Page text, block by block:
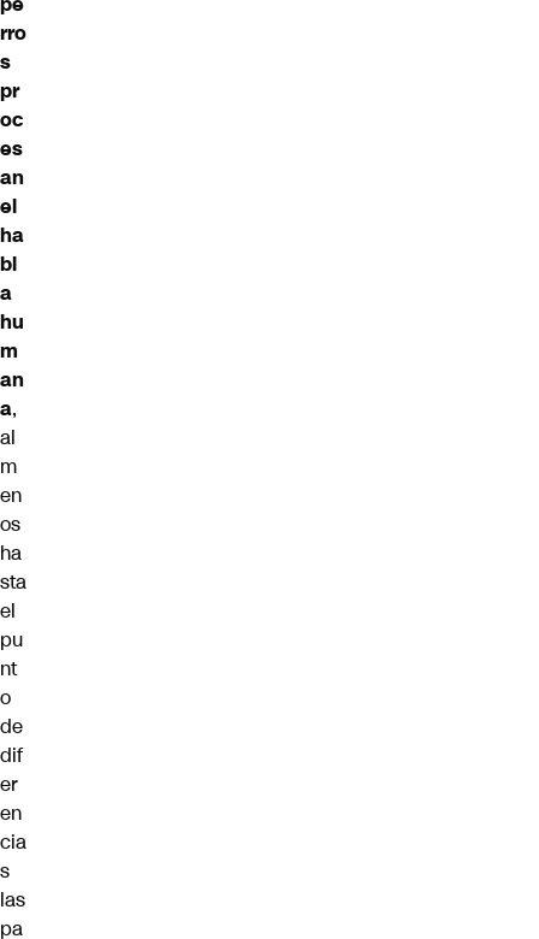
rro
s
pr
oc
es
an
el
ha
bl
a
hu
m
an
a,
al
m
en
os
ha
sta
el
pu
nt
o
de
dif
er
en
cia
s
las
pa